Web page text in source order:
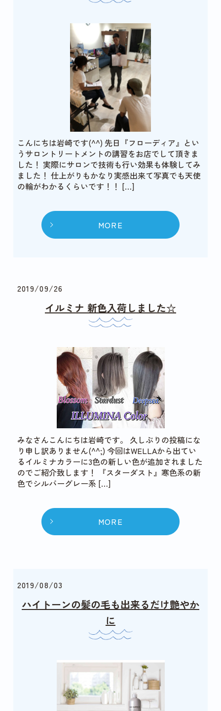
こんにちは岩崎です(^^) 先日『フローディア』とい
うサロントリートメントの講習をお店でして頂きま
した！ 実際にサロンで技術も行い効果も体験してみ
ました！ 仕上がりもかなり実感出来て写真でも天使
の輪がわかるくらいです！！ […]
MORE
2019/09/26
イルミナ 新色入荷しました☆
みなさんこんにちは岩崎です。 久しぶりの投稿にな
り申し訳ありません(^^;) 今回はWELLAから出てい
るイルミナカラーに3色の新しい色が追加されました
のでご紹介致します！ 『スターダスト』寒色系の新
色でシルバーグレー系 […]
MORE
2019/08/03
ハイトーンの髪の毛も出来るだけ艶やか
に